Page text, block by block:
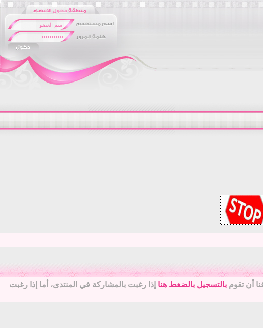
أن تقوم بالتسجيل بالضغط هنا إذا رغبت بالمشاركة في المنتدى، أما إذا رغبت